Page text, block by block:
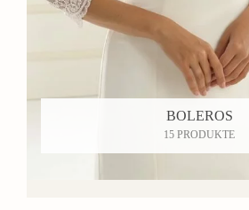
BOLEROS
15 PRODUKTE